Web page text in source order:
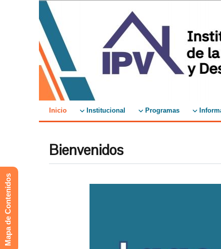
Inicio Institucional Programas
Bienvenidos
Mapa de Contenidos